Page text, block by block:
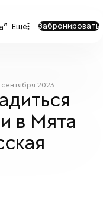
Ещё Забронировать
сентября 2023
в Мята